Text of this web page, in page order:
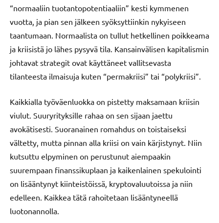
“normaaliin tuotantopotentiaaliin” kesti kymmenen
vuotta, ja pian sen jälkeen syöksyttiinkin nykyiseen
taantumaan. Normaalista on tullut hetkellinen poikkeama
ja kriisistä jo lähes pysyvä tila. Kansainvälisen kapitalismin
johtavat strategit ovat käyttäneet vallitsevasta
tilanteesta ilmaisuja kuten “permakriisi” tai “polykriisi”.
Kaikkialla työväenluokka on pistetty maksamaan kriisin
viulut. Suuryrityksille rahaa on sen sijaan jaettu
avokätisesti. Suoranainen romahdus on toistaiseksi
vältetty, mutta pinnan alla kriisi on vain kärjistynyt. Niin
kutsuttu elpyminen on perustunut aiempaakin
suurempaan finanssikuplaan ja kaikenlainen spekulointi
on lisääntynyt kiinteistöissä, kryptovaluutoissa ja niin
edelleen. Kaikkea tätä rahoitetaan lisääntyneellä
luotonannolla.